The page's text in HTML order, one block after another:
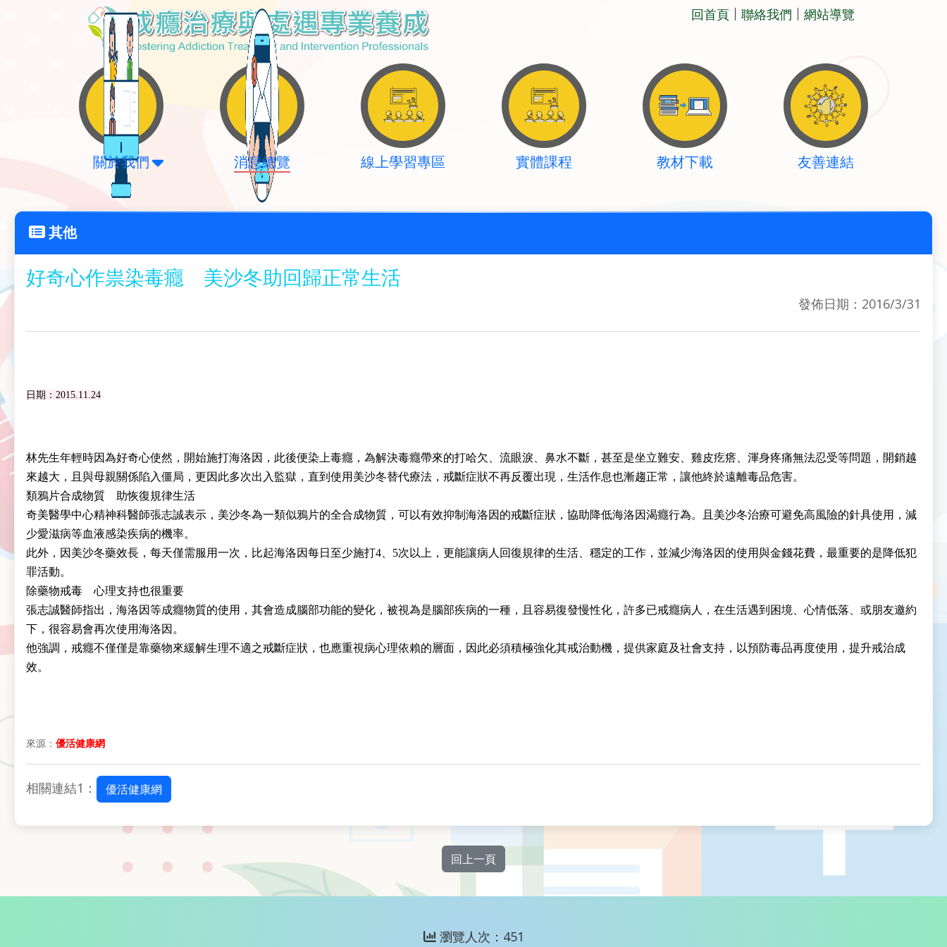
回首頁 聯絡我們 網站導覽
關於我們 消息總覽 線上學習專區 實體課程 教材下載 友善連結
其他
好奇心作祟染毒癮 美沙冬助回歸正常生活
發佈日期：2016/3/31
日期：2015.11.24
林先生年輕時因為好奇心使然，開始施打海洛因，此後便染上毒癮，為解決毒癮帶來的打哈欠、流眼淚、鼻水不斷，甚至是坐立難安、雞皮疙瘩、渾身疼痛無法忍受等問題，開銷越
來越大，且與母親關係陷入僵局，更因此多次出入監獄，直到使用美沙冬替代療法，戒斷症狀不再反覆出現，生活作息也漸趨正常，讓他終於遠離毒品危害。
類鴉片合成物質 助恢復規律生活
奇美醫學中心精神科醫師張志誠表示，美沙冬為一類似鴉片的全合成物質，可以有效抑制海洛因的戒斷症狀，協助降低海洛因渴癮行為。且美沙冬治療可避免高風險的針具使用，減
少愛滋病等血液感染疾病的機率。
此外，因美沙冬藥效長，每天僅需服用一次，比起海洛因每日至少施打4、5次以上，更能讓病人回復規律的生活、穩定的工作，並減少海洛因的使用與金錢花費，最重要的是降低犯
罪活動。
除藥物戒毒 心理支持也很重要
張志誠醫師指出，海洛因等成癮物質的使用，其會造成腦部功能的變化，被視為是腦部疾病的一種，且容易復發慢性化，許多已戒癮病人，在生活遇到困境、心情低落、或朋友邀約
下，很容易會再次使用海洛因。
他強調，戒癮不僅僅是靠藥物來緩解生理不適之戒斷症狀，也應重視病心理依賴的層面，因此必須積極強化其戒治動機，提供家庭及社會支持，以預防毒品再度使用，提升戒治成
效。
來源： 優活健康網
相關連結1： 優活健康網
回上一頁
瀏覽人次：451